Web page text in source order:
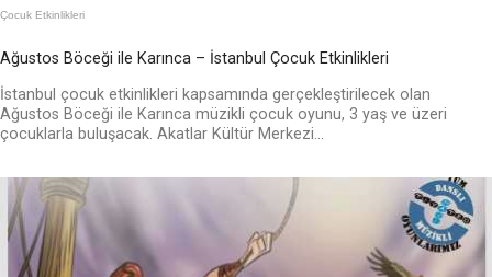
Çocuk Etkinlikleri
Ağustos Böceği ile Karınca – İstanbul Çocuk Etkinlikleri
İstanbul çocuk etkinlikleri kapsamında gerçekleştirilecek olan
Ağustos Böceği ile Karınca müzikli çocuk oyunu, 3 yaş ve üzeri
çocuklarla buluşacak. Akatlar Kültür Merkezi...